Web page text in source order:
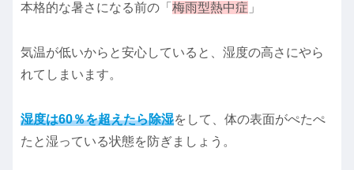
本格的な暑さになる前の「 梅雨型熱中症 」
気温が低いからと安心していると、湿度の高さにやら
れてしまいます。
湿度は60％を超えたら除湿をして、体の表面がぺたぺ
たと湿っている状態を防ぎましょう。